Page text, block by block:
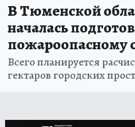
В Тюменской
началась
пожароопасному
Всего планируется
гектаров городских